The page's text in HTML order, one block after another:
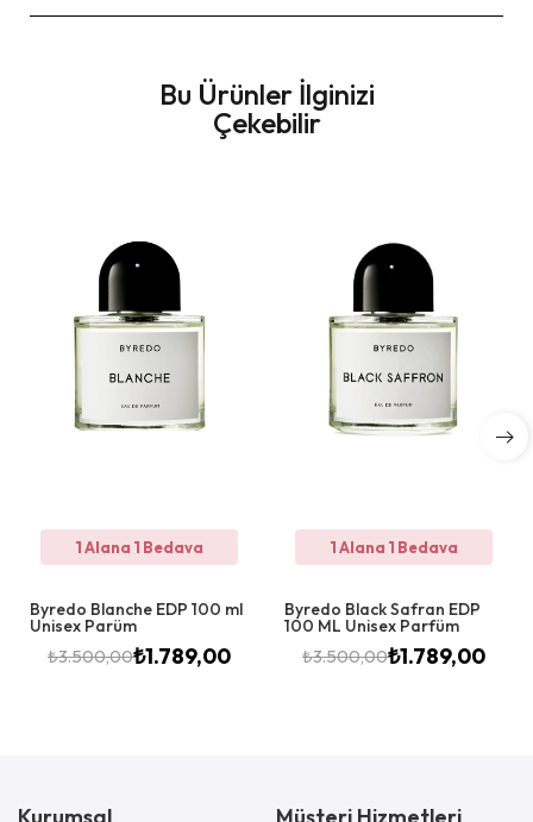
Bu Ürünler İlginizi
Çekebilir
1 Alana 1 Bedava
Byredo Blanche EDP 100 ml
Unisex Parüm
₺3.500,00₺1.789,00
1 Alana 1 Bedava
Byredo Black Safran EDP
100 ML Unisex Parfüm
₺3.500,00₺1.789,00
Kurumsal Müşteri Hizmetleri